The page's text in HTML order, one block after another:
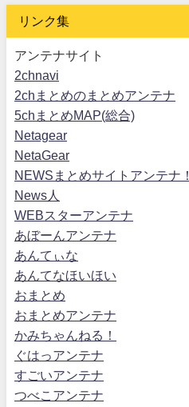
リンク集
アンテナサイト
2chnavi
2chまとめのまとめアンテナ
5chまとめMAP(総合)
Netagear
NetaGear
NEWSまとめサイトアンテナ！
News人
WEBスターアンテナ
あぼーんアンテナ
あんてぃな
あんてなほいほい
おまとめ
おまとめアンテナ
かみちゃんねる！
ぐはっアンテナ
すごいアンテナ
つべこアンテナ